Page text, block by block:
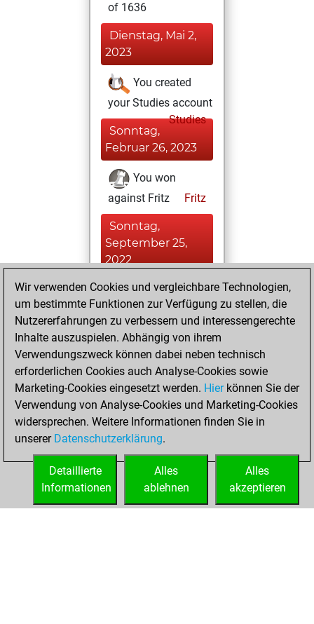
of 1636
Dienstag, Mai 2,
2023
You created
your Studies account
Studies
Sonntag,
Februar 26, 2023
You won
against Fritz
Fritz
Sonntag,
September 25,
2022
You played 2
bullet games
Play
=0 -2 in bullet
Sonntag,
Dezember 20,
2020
You created
your Fritz account
Wir verwenden Cookies und vergleichbare Technologien,
um bestimmte Funktionen zur Verfügung zu stellen, die
Nutzererfahrungen zu verbessern und interessengerechte
Inhalte auszuspielen. Abhängig von ihrem
Verwendungszweck können dabei neben technisch
erforderlichen Cookies auch Analyse-Cookies sowie
Marketing-Cookies eingesetzt werden. Hierkönnen Sie der
Verwendung von Analyse-Cookies und Marketing-Cookies
widersprechen. Weitere Informationen finden Sie in
unserer Datenschutzerklärung.
Alles
akzeptieren
Alles
ablehnen
Detaillierte
Informationen